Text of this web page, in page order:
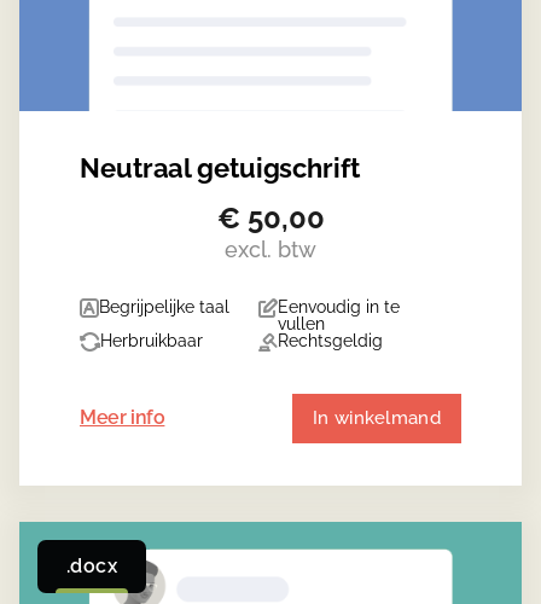
Neutraal getuigschrift
€ 50,00
excl. btw
Begrijpelijke taal
Eenvoudig in te
vullen
Herbruikbaar
Rechtsgeldig
Meer info In winkelmand
.docx